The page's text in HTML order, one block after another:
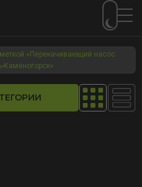
«Перекачивающий насос
Каменогорск»